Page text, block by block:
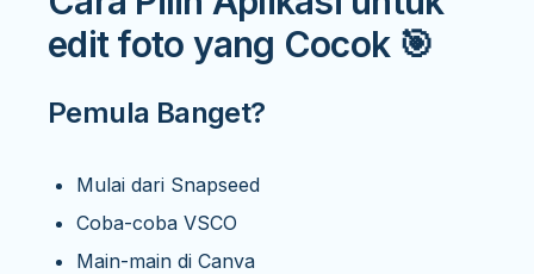
edit foto yang Cocok 🎯
Pemula Banget?
Mulai dari Snapseed
Coba-coba VSCO
Main-main di Canva